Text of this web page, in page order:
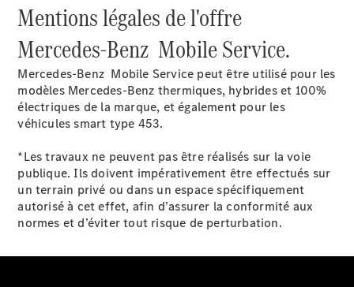
Tous les
Breaks
CLA
Shooting
Brake
Nouveau
Électrique
Shooting
Brake
Nouveau
Classe C
Break
Classe C
Classe E
Mentions légales de l'offre
Mercedes-Benz Mobile Service.
Mercedes-Benz Mobile Service peut être utilisé pour les
modèles Mercedes-Benz thermiques, hybrides et 100%
électriques de la marque, et également pour les
véhicules smart type 453.
*Les travaux ne peuvent pas être réalisés sur la voie
publique. Ils doivent impérativement être effectués sur
un terrain privé ou dans un espace spécifiquement
autorisé à cet effet, afin d’assurer la conformité aux
normes et d’éviter tout risque de perturbation.